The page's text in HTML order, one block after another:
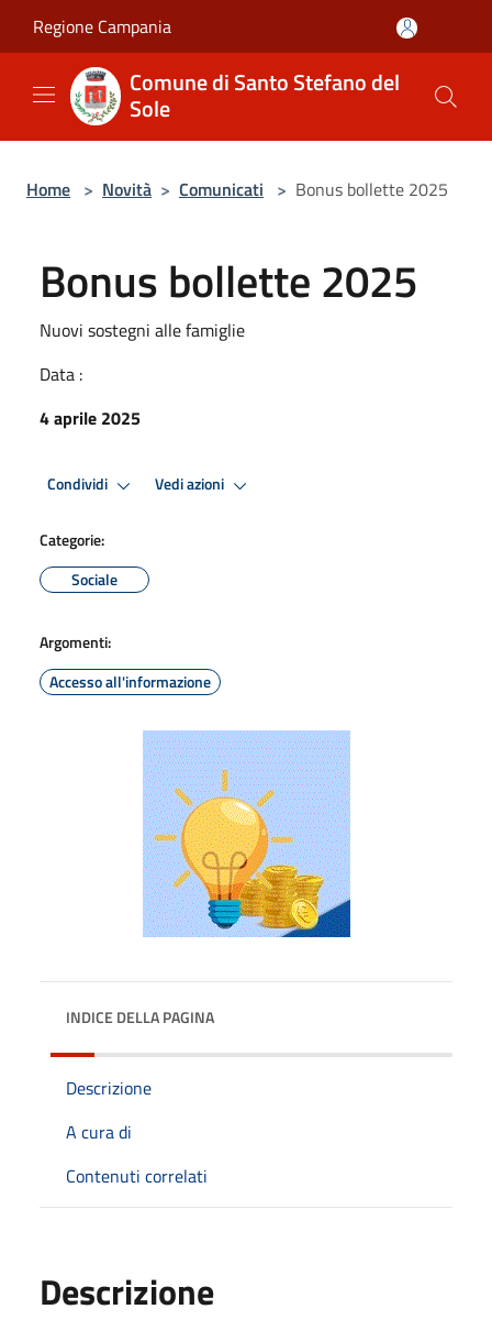
Regione Campania
Comune di Santo Stefano del
Sole
Home > Novità > Comunicati > Bonus bollette 2025
Bonus bollette 2025
Nuovi sostegni alle famiglie
Data :
4 aprile 2025
Condividi Vedi azioni
Categorie:
Sociale
Argomenti:
Accesso all'informazione
INDICE DELLA PAGINA
Descrizione
A cura di
Contenuti correlati
Descrizione